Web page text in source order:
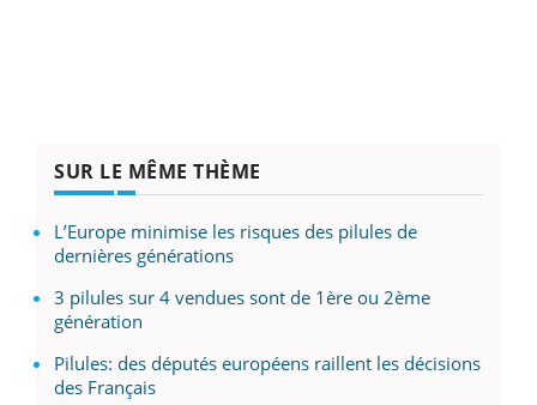
SUR LE MÊME THÈME
L’Europe minimise les risques des pilules de
dernières générations
3 pilules sur 4 vendues sont de 1ère ou 2ème
génération
Pilules: des députés européens raillent les décisions
des Français